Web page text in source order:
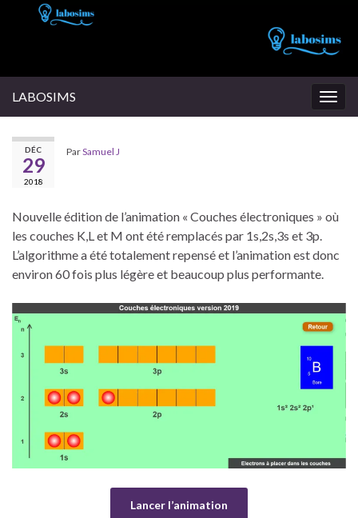
LABOSIMS
DÉC
29
2018
ParSamuel J
Nouvelle édition de l’animation « Couches électroniques » où
les couches K,L et M ont été remplacés par 1s,2s,3s et 3p.
L’algorithme a été totalement repensé et l’animation est donc
environ 60 fois plus légère et beaucoup plus performante.
Lancer l’animation